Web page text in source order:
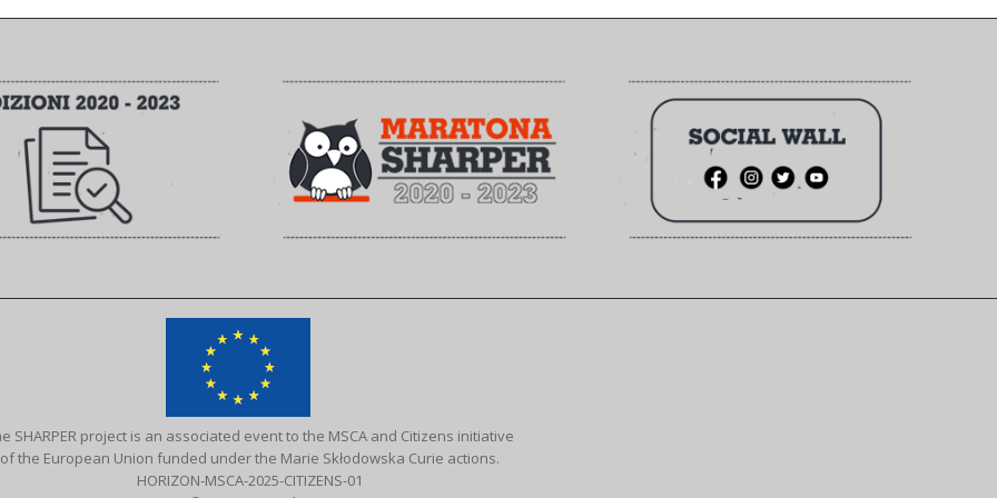
SHARPER project is an associated event to the MSCA and Citizens initiative
of the European Union funded under the Marie Skłodowska Curie actions.
HORIZON-MSCA-2025-CITIZENS-01